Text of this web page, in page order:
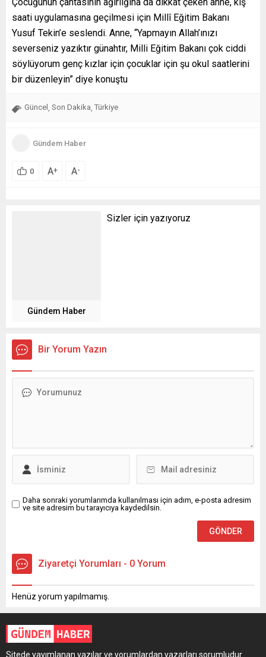
saati uygulamasına geçilmesi için Millî Eğitim Bakanı
Yusuf Tekin’e seslendi. Anne, “Yapmayın Allah’ınızı
severseniz yazıktır günahtır, Milli Eğitim Bakanı çok ciddi
söylüyorum genç kızlar için çocuklar için şu okul saatlerini
bir düzenleyin” diye konuştu
Güncel , Son Dakika, Türkiye
Gündem Haber
0 A+ A-
Gündem Haber
Sizler için yazıyoruz
Bir Yorum Yazın
Daha sonraki yorumlarımda kullanılması için adım, e-posta adresim
ve site adresim bu tarayıcıya kaydedilsin.
Ziyaretçi Yorumları - 0 Yorum
Henüz yorum yapılmamış.
Sitede yayımlanan yazılar ve yorumlardan yazarları sorumludur.